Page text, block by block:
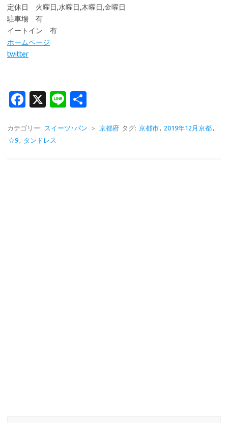
定休日 火曜日,水曜日,木曜日,金曜日
駐車場 有
イートイン 有
ホームページ
twitter
Fa
e
b
X
Li
e
カテゴリー: スイーツ･パン ＞ 京都府 タグ: 京都市 2019年12月京都
☆9
タンドレス